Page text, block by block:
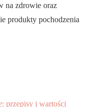
na zdrowie oraz
produkty pochodzenia
przepisy i wartości